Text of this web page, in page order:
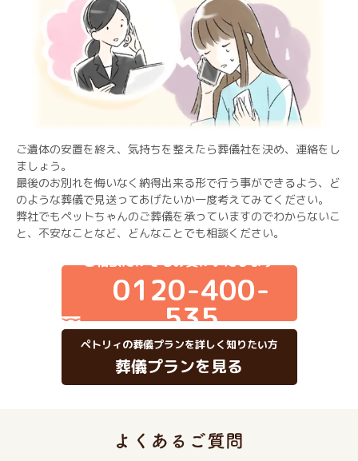
ご遺体の安置を終え、気持ちを整えたら葬儀社を決め、連絡をし
ましょう。
最後のお別れを悔いなく納得出来る形で行う事ができるよう、ど
のような葬儀で見送ってあげたいか一度考えてみてください。
弊社でもペットちゃんのご葬儀を承っていますのでわからないこ
と、不安なことなど、どんなことでも相談ください。
ご相談だけでもお受けいたします
0120-400-
535
ペトリィの葬儀プランを詳しく知りたい方
葬儀プランを見る